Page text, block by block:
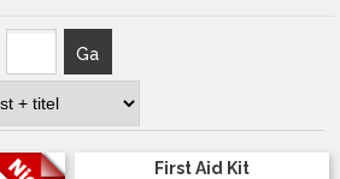
Ga
First Aid Kit